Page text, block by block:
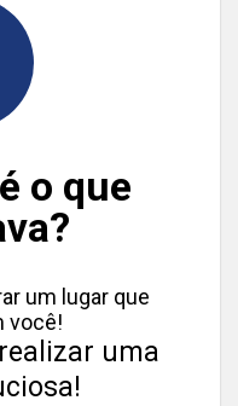
o que
um lugar que
você!
uma